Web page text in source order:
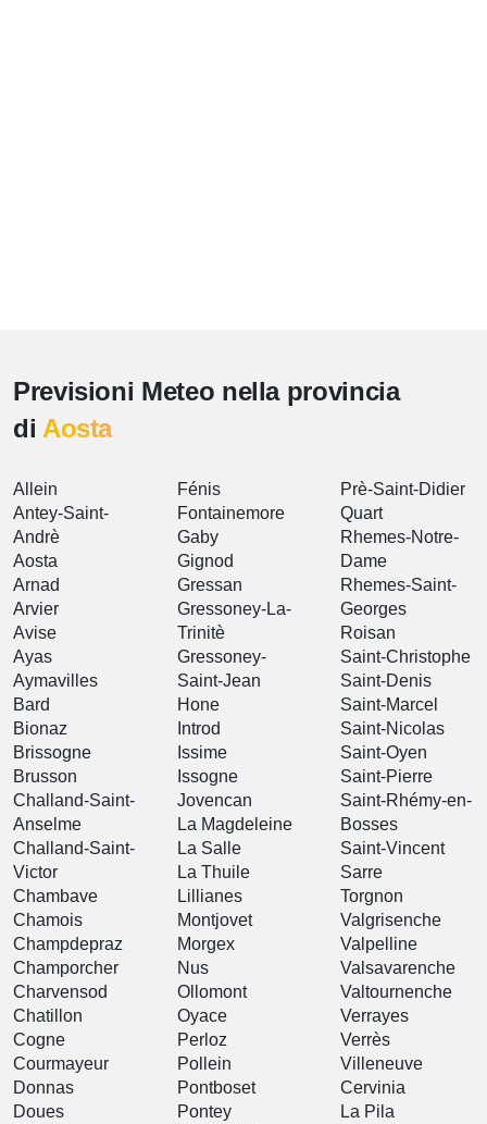
Previsioni Meteo nella provincia
di Aosta
Allein
Antey-Saint-
Andrè
Aosta
Arnad
Arvier
Avise
Ayas
Aymavilles
Bard
Bionaz
Brissogne
Brusson
Challand-Saint-
Anselme
Challand-Saint-
Victor
Chambave
Chamois
Champdepraz
Champorcher
Charvensod
Chatillon
Cogne
Courmayeur
Donnas
Doues
Fénis
Fontainemore
Gaby
Gignod
Gressan
Gressoney-La-
Trinitè
Gressoney-
Saint-Jean
Hone
Introd
Issime
Issogne
Jovencan
La Magdeleine
La Salle
La Thuile
Lillianes
Montjovet
Morgex
Nus
Ollomont
Oyace
Perloz
Pollein
Pontboset
Pontey
Prè-Saint-Didier
Quart
Rhemes-Notre-
Dame
Rhemes-Saint-
Georges
Roisan
Saint-Christophe
Saint-Denis
Saint-Marcel
Saint-Nicolas
Saint-Oyen
Saint-Pierre
Saint-Rhémy-en-
Bosses
Saint-Vincent
Sarre
Torgnon
Valgrisenche
Valpelline
Valsavarenche
Valtournenche
Verrayes
Verrès
Villeneuve
Cervinia
La Pila